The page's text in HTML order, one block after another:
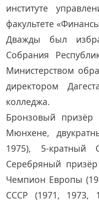
институте
факультете
Дважды был
Собрания
Министерством
директором
колледжа.
Бронзовый
Мюнхене,
1975), 5-кратный
Серебряный
Чемпион Европы
СССР (1971, 1973,